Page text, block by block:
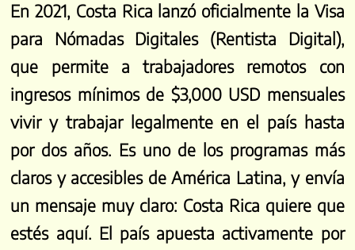
En 2021, Costa Rica lanzó oficialmente la Visa
para Nómadas Digitales (Rentista Digital),
que permite a trabajadores remotos con
ingresos mínimos de $3,000 USD mensuales
vivir y trabajar legalmente en el país hasta
por dos años. Es uno de los programas más
claros y accesibles de América Latina, y envía
un mensaje muy claro: Costa Rica quiere que
estés aquí. El país apuesta activamente por